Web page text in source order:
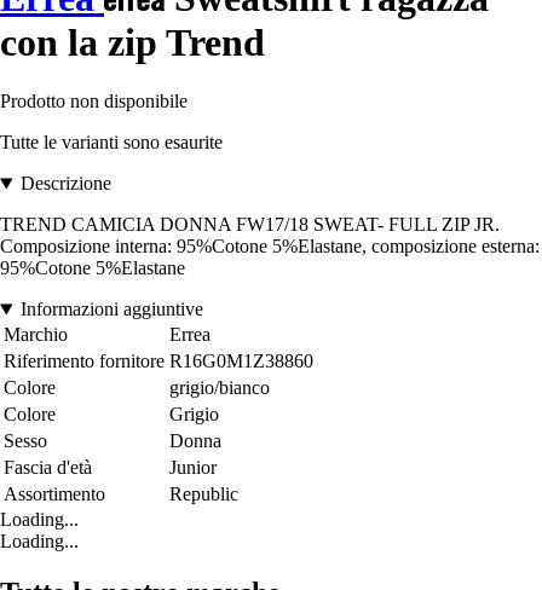
con la zip Trend
Prodotto non disponibile
Tutte le varianti sono esaurite
Descrizione
TREND CAMICIA DONNA FW17/18 SWEAT- FULL ZIP JR.
Composizione interna: 95%Cotone 5%Elastane, composizione esterna:
95%Cotone 5%Elastane
Informazioni aggiuntive
Marchio
Errea
Riferimento fornitore R16G0M1Z38860
Colore
grigio/bianco
Colore
Grigio
Sesso
Donna
Fascia d'età
Junior
Assortimento
Republic
Loading...
Loading...